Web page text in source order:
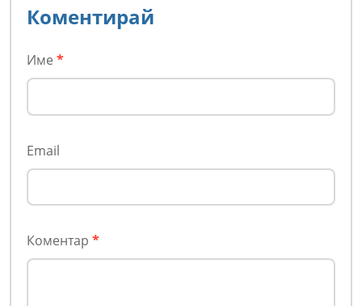
Коментирай
Име *
Email
Коментар *